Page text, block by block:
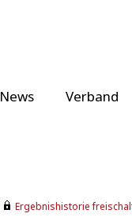
News Verband
Ergebnishistorie